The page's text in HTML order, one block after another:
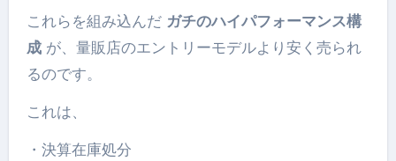
これらを組み込んだ ガチのハイパフォーマンス構
成が、量販店のエントリーモデルより安く売られ
るのです。
これは、
・決算在庫処分